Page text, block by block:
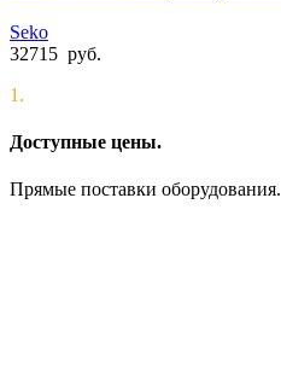
Seko
32715 руб.
1.
Доступные цены.
Прямые поставки оборудования.